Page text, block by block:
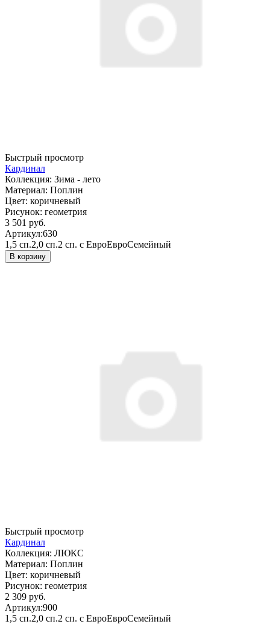
Быстрый просмотр
Кардинал
Коллекция: Зима - лето
Материал: Поплин
Цвет: коричневый
Рисунок: геометрия
3 501 руб.
Артикул:630
1,5 сп.2,0 сп.2 сп. с ЕвроЕвроСемейный
В корзину
Быстрый просмотр
Кардинал
Коллекция: ЛЮКС
Материал: Поплин
Цвет: коричневый
Рисунок: геометрия
2 309 руб.
Артикул:900
1,5 сп.2,0 сп.2 сп. с ЕвроЕвроСемейный